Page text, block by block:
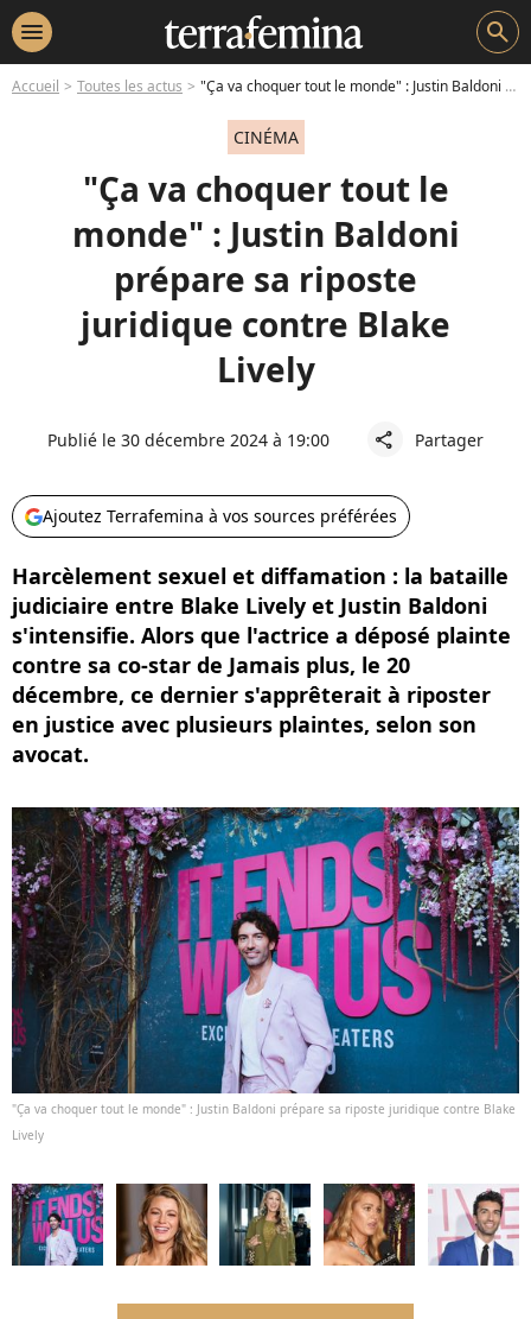
menu search
Accueil Toutes les actus "Ça va choquer tout le monde" : Justin Baldoni prépare sa riposte juridique contre Blake Lively
CINÉMA
"Ça va choquer tout le
monde" : Justin Baldoni
prépare sa riposte
juridique contre Blake
Lively
Publié le 30 décembre 2024 à 19:00 share Partager
Ajoutez Terrafemina à vos sources préférées
Harcèlement sexuel et diffamation : la bataille
judiciaire entre Blake Lively et Justin Baldoni
s'intensifie. Alors que l'actrice a déposé plainte
contre sa co-star de Jamais plus, le 20
décembre, ce dernier s'apprêterait à riposter
en justice avec plusieurs plaintes, selon son
avocat.
"Ça va choquer tout le monde" : Justin Baldoni prépare sa riposte juridique contre Blake
Lively